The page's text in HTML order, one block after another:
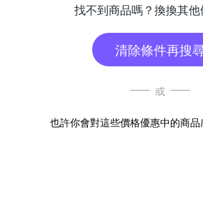
找不到商品嗎？換換其他
清除條件再搜
或
也許你會對這些價格優惠中的商品